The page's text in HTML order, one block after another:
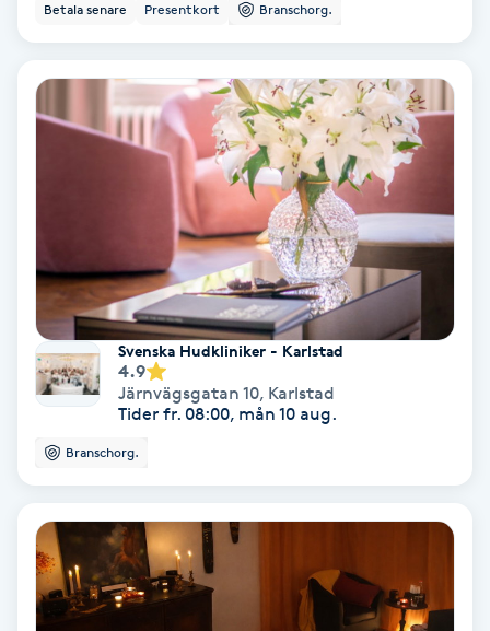
Kemisk peeling
Keratinbehandling
Kinesiologi
Kinesisk medicin
Kiropraktik
Klangmassage
Betala senare Presentkort Branschorg.
Svenska Hudkliniker - Karlstad
4.9
Järnvägsgatan 10, Karlstad
Tider fr. 08:00, mån 10 aug.
Branschorg.